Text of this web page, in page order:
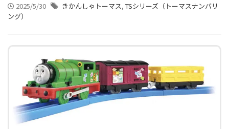
2025/5/30 きかんしゃトーマス, TSシリーズ（トーマスナンバリ
ング）